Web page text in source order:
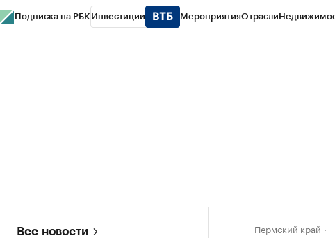
Подписка на РБК Инвестиции МероприятияОтрасли
Все новости Пермский край